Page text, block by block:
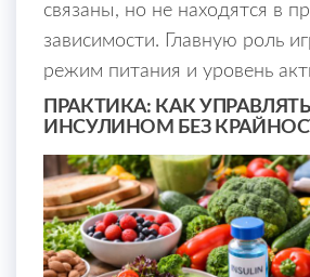
связаны, но не находятся в
зависимости. Главную роль
режим питания и уровень
ПРАКТИКА: КАК УПРАВЛЯТЬ
ИНСУЛИНОМ БЕЗ